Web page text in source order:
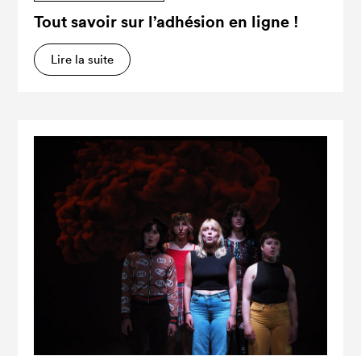
Tout savoir sur l’adhésion en ligne !
Lire la suite